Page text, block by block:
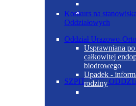
SZPITALNY
Oddział Urazowo-
Usprawniana
całkowitej
biodrowego
Upadek -
rodziny
Konkurs na
Oddziałowych